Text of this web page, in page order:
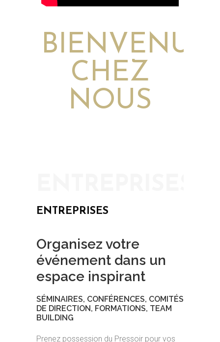
BIENVENUE
CHEZ
NOUS
ENTREPRISES
Organisez votre
événement dans un
espace inspirant
SÉMINAIRES, CONFÉRENCES, COMITÉS
DE DIRECTION, FORMATIONS, TEAM
BUILDING
Prenez possession du Pressoir pour vos